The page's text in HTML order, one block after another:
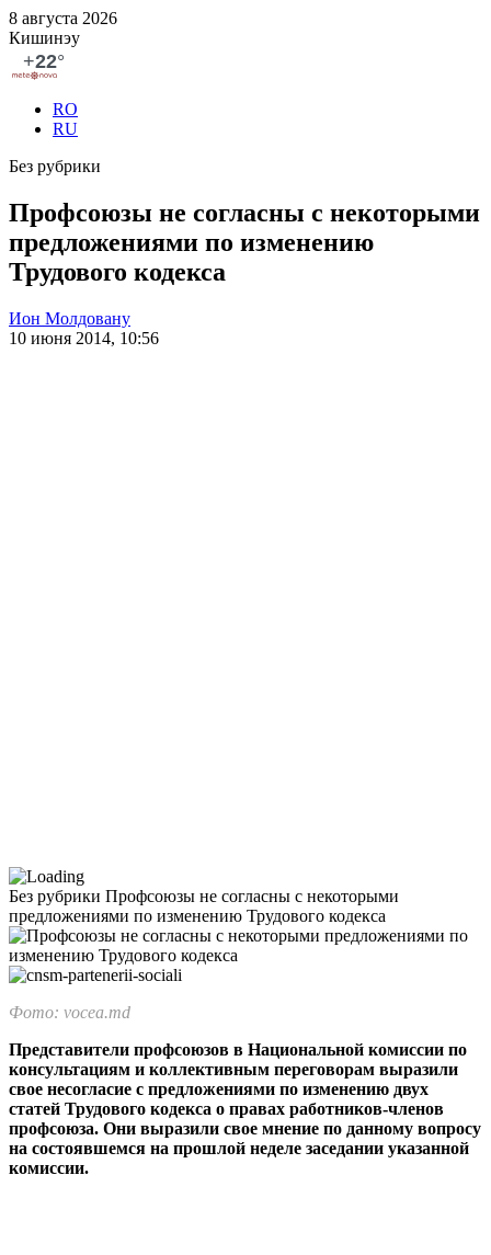
8 августа 2026
Кишинэу
RO
RU
Без рубрики
Профсоюзы не согласны с некоторыми
предложениями по изменению
Трудового кодекса
Ион Молдовану
10 июня 2014, 10:56
Без рубрики Профсоюзы не согласны с некоторыми
предложениями по изменению Трудового кодекса
Фото: vocea.md
Представители профсоюзов в Национальной комиссии по
кон­сультациям и коллективным переговорам выразили
свое несогласие с предложениями по изменению двух
статей Трудово­го кодекса о правах работников-членов
профсоюза. Они вырази­ли свое мнение по данному вопросу
на состоявшемся на прошлой неделе заседании указанной
комиссии.